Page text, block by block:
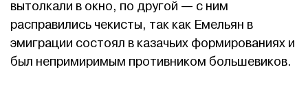
вытолкали в окно, по другой — с ним
расправились чекисты, так как Емельян в
эмиграции состоял в казачьих формированиях и
был непримиримым противником большевиков.